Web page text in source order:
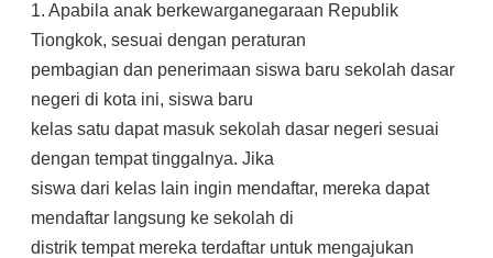
1. Apabila anak berkewarganegaraan Republik
Tiongkok, sesuai dengan peraturan
pembagian dan penerimaan siswa baru sekolah dasar
negeri di kota ini, siswa baru
kelas satu dapat masuk sekolah dasar negeri sesuai
dengan tempat tinggalnya. Jika
siswa dari kelas lain ingin mendaftar, mereka dapat
mendaftar langsung ke sekolah di
distrik tempat mereka terdaftar untuk mengajukan